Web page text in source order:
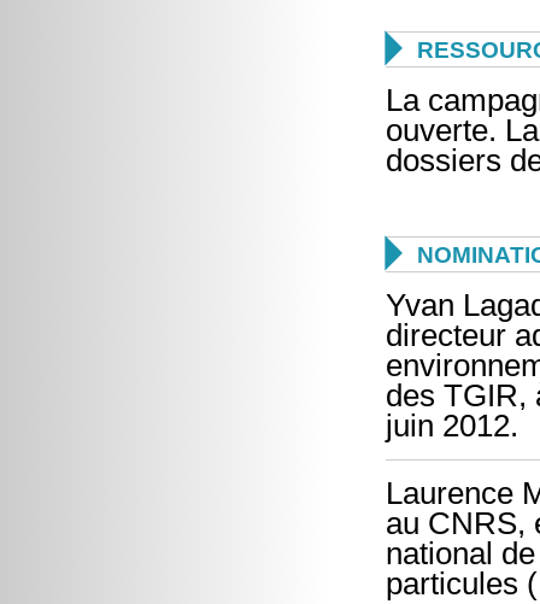

La
ouverte.
dossiers

Yvan
directeur
des TGIR,
juin 2012.
Laurence
au CNRS,
national
particules